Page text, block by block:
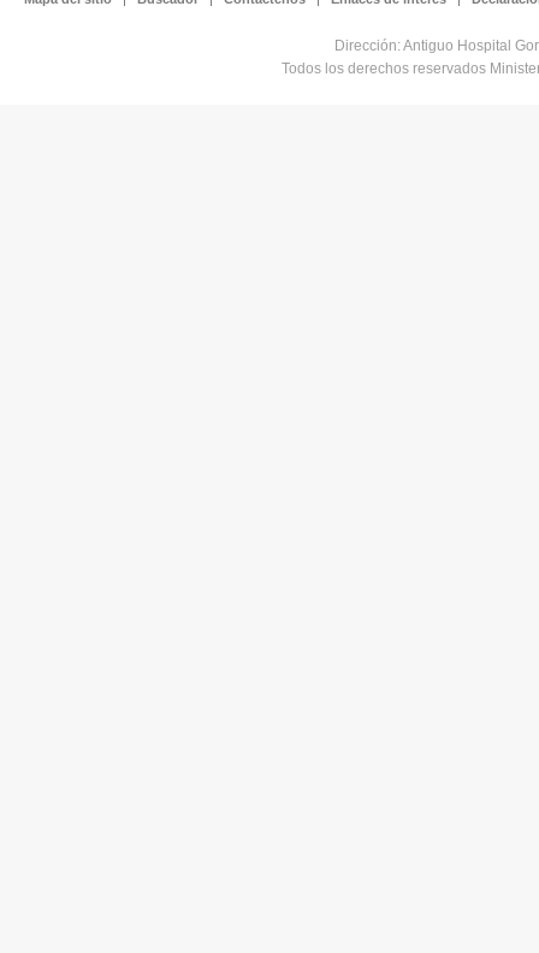
Dirección: Antiguo Hospital
Todos los derechos reservados